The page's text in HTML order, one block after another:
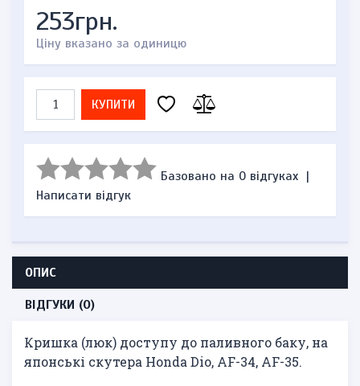
253грн.
Ціну вказано за одиницю
КУПИТИ
Базовано на 0 відгуках |
Написати відгук
ОПИС
ВІДГУКИ (0)
Кришка (люк) доступу до паливного баку, на
японські скутера Honda Dio, AF-34, AF-35.